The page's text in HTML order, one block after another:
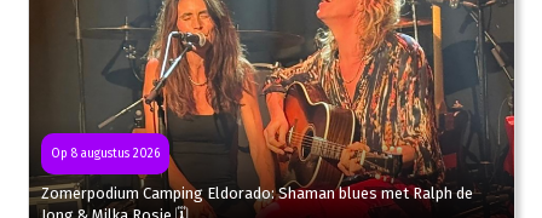
Op 8 augustus 2026
Zomerpodium Camping Eldorado: Shaman blues met Ralph de